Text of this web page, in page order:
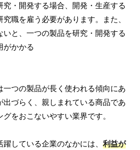
・開発する場合、開発・生産する
職を雇う必要があります。また、
いと、一つの製品を研究・開発する
がかかる
つの製品が長く使われる傾向にあ
出づらく、親しまれている商品であ
をおこないやすい業界です。
している企業のなかには、 利益が